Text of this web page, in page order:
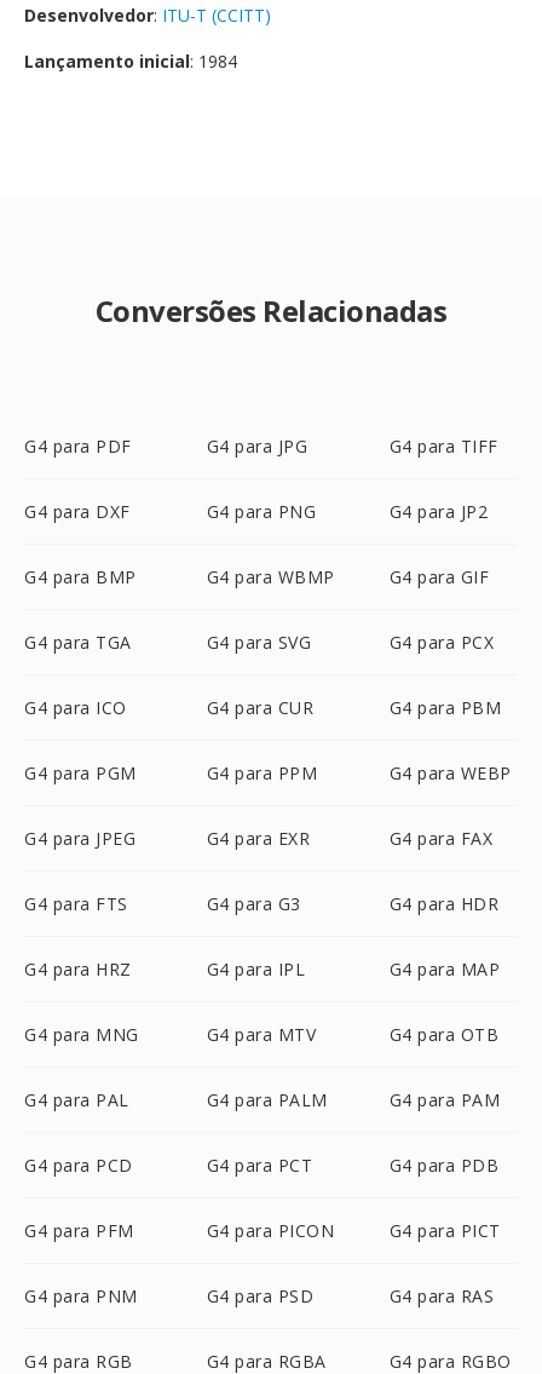
Desenvolvedor: ITU-T (CCITT)
Lançamento inicial: 1984
Conversões Relacionadas
G4 para PDF G4 para JPG G4 para TIFF
G4 para DXF G4 para PNG G4 para JP2
G4 para BMP G4 para WBMP G4 para GIF
G4 para TGA G4 para SVG G4 para PCX
G4 para ICO G4 para CUR G4 para PBM
G4 para PGM G4 para PPM G4 para WEBP
G4 para JPEG G4 para EXR G4 para FAX
G4 para FTS G4 para G3 G4 para HDR
G4 para HRZ G4 para IPL G4 para MAP
G4 para MNG G4 para MTV G4 para OTB
G4 para PAL G4 para PALM G4 para PAM
G4 para PCD G4 para PCT G4 para PDB
G4 para PFM G4 para PICON G4 para PICT
G4 para PNM G4 para PSD G4 para RAS
G4 para RGB G4 para RGBA G4 para RGBO